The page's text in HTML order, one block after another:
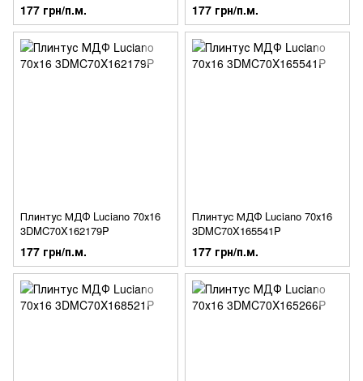
177 грн/п.м. 177 грн/п.м.
Плинтус МДФ Luciano 70х16
3DMC70X162179P
177 грн/п.м.
Плинтус МДФ Luciano 70х16
3DMC70X165541P
177 грн/п.м.